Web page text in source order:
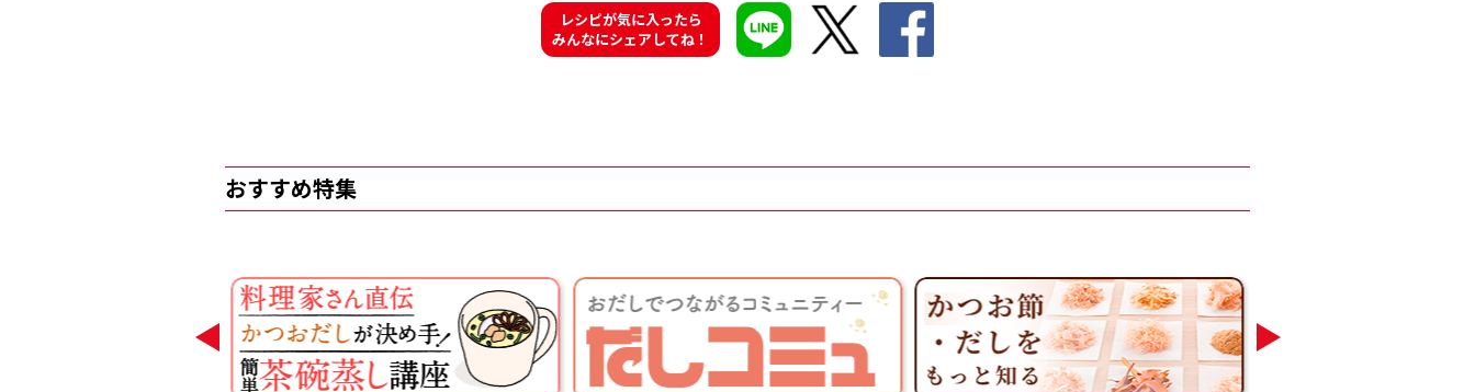
レシピが気に入ったら
みんなにシェアしてね！
おすすめ特集